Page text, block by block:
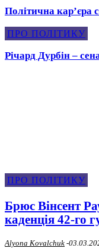
Політична карʼєра
ПРО ПОЛІТИКУ
Річард Дурбін –
ПРО ПОЛІТИКУ
Брюс Вінсент
каденція 42-го
Alyona Kovalchuk -